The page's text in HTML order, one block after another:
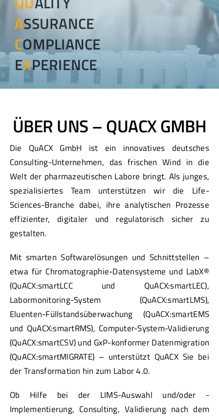
ASSURANCE
COMPLIANCE
EXPERIENCE
ÜBER UNS – QUACX GMBH
Die QuACX GmbH ist ein innovatives deutsches
Consulting-Unternehmen, das frischen Wind in die
Welt der pharmazeutischen Labore bringt. Als junges,
spezialisiertes Team unterstützen wir die Life-
Sciences-Branche dabei, ihre analytischen Prozesse
effizienter, digitaler und regulatorisch sicher zu
gestalten.
Mit smarten Softwarelösungen und Schnittstellen –
etwa für Chromatographie-Datensysteme und LabX®
(QuACX:smartLCC und QuACX:smartLEC),
Labormonitoring-System (QuACX:smartLMS),
Eluenten-Füllstandsüberwachung (QuACX:smartEMS
und QuACX:smartRMS), Computer-System-Validierung
(QuACX:smartCSV) und GxP-konformer Datenmigration
(QuACX:smartMIGRATE) – unterstützt QuACX Sie bei
der Transformation hin zum Labor 4.0.
Ob Hilfe bei der LIMS-Auswahl und/oder -
Implementierung, Consulting, Validierung nach dem